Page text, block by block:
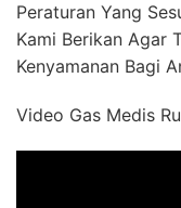
Peraturan Yang
Kami Berikan Agar
Kenyamanan Bagi
Video Gas Medis